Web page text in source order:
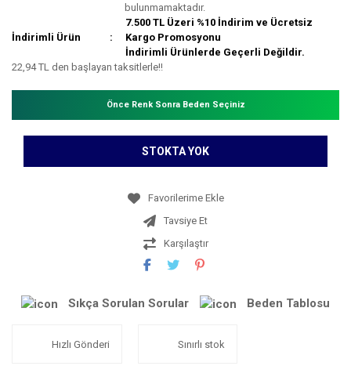
bulunmamaktadır.
İndirimli Ürün
7.500 TL Üzeri %10 İndirim ve Ücretsiz
Kargo Promosyonu
İndirimli Ürünlerde Geçerli Değildir.
22,94 TL den başlayan taksitlerle!!
Önce Renk Sonra Beden Seçiniz
STOKTA YOK
Tavsiye Et
Karşılaştır
Sıkça Sorulan Sorular Beden Tablosu
Hızlı Gönderi Sınırlı stok